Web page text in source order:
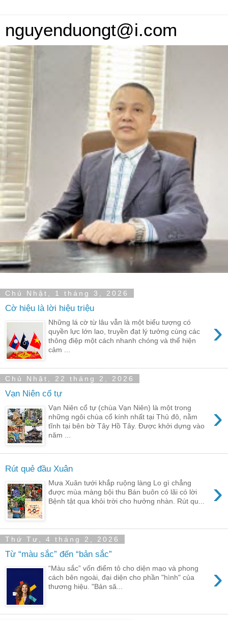
nguyenduongt@i.com
Chủ Nhật, 1 tháng 3, 2026
Cờ hiệu là lời hiệu triệu
›
Những lá cờ từ lâu vẫn là một biểu tượng có
quyền lực lớn lao, truyền đạt lý tưởng cùng các
thông điệp một cách nhanh chóng và thể hiện
cảm ...
Chủ Nhật, 22 tháng 2, 2026
Vạn Niên cổ tự
›
Vạn Niên cổ tự (chùa Vạn Niên) là một trong
những ngôi chùa cổ kính nhất tại Thủ đô, nằm
tĩnh tại bên bờ Tây Hồ Tây. Được khởi dựng vào
năm ...
Rút quẻ đầu Xuân
›
Mưa Xuân tưới khắp ruộng làng Lo gì chẳng
được mùa màng bội thu Bán buôn có lãi có lời
Bệnh tật qua khỏi trời cho hưởng nhàn. Rút qu...
Thứ Tư, 4 tháng 2, 2026
Từ “màu sắc” đến “bản sắc”
›
“Màu sắc” vốn điểm tô cho diện mạo và phong
cách bên ngoài, đại diện cho phần "hình" của
thương hiệu. "Bản să...